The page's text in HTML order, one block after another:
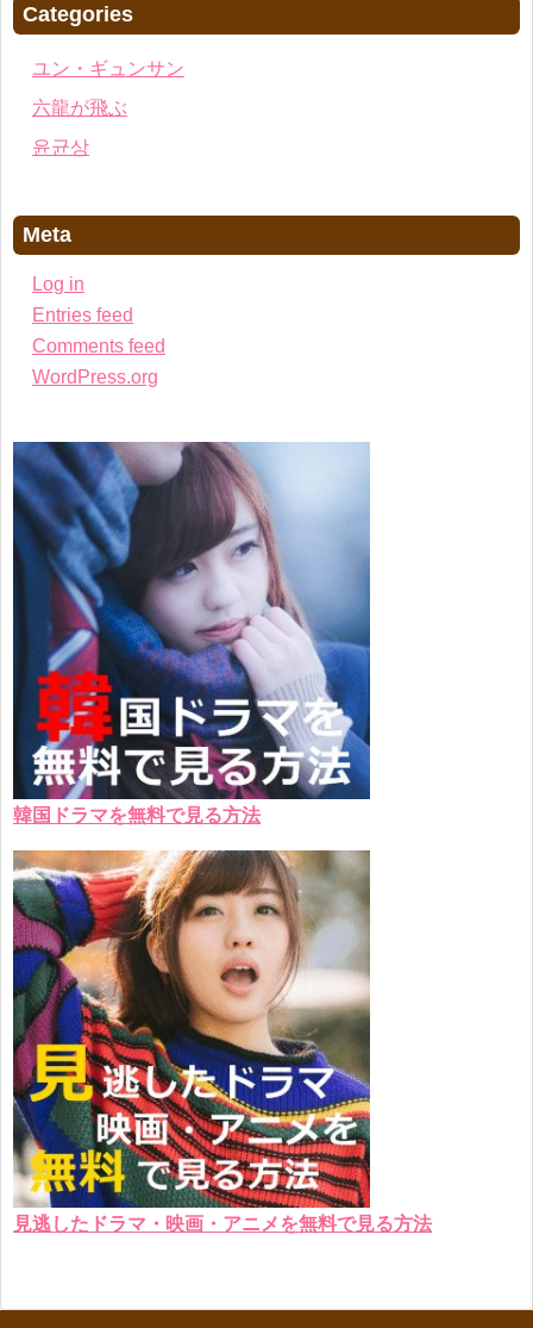
Categories
ユン・ギュンサン
六龍が飛ぶ
윤균상
Meta
Log in
Entries feed
Comments feed
WordPress.org
韓国ドラマを無料で見る方法
見逃したドラマ・映画・アニメを無料で見る方法